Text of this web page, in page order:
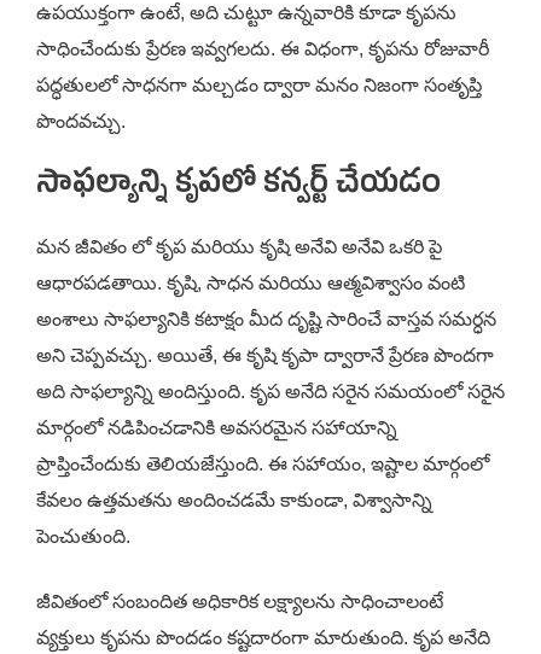
ఉపయుక్తంగా ఉంటే, అది చుట్టూ ఉన్నవారికి కూడా కృపను
సాధించేందుకు ప్రేరణ ఇవ్వగలదు. ఈ విధంగా, కృపను రోజువారీ
పద్ధతులలో సాధనగా మల్చడం ద్వారా మనం నిజంగా సంతృప్తి
పొందవచ్చు.
సాఫల్యాన్ని కృపలో కన్వర్ట్ చేయడం
మన జీవితం లో కృప మరియు కృషి అనేవి అనేవి ఒకరి పై
ఆధారపడతాయి. కృషి, సాధన మరియు ఆత్మవిశ్వాసం వంటి
అంశాలు సాఫల్యానికి కటాక్షం మీద దృష్టి సారించే వాస్తవ సమర్ధన
అని చెప్పవచ్చు. అయితే, ఈ కృషి కృపా ద్వారానే ప్రేరణ పొందగా
అది సాఫల్యాన్ని అందిస్తుంది. కృప అనేది సరైన సమయంలో సరైన
మార్గంలో నడిపించడానికి అవసరమైన సహాయాన్ని
ప్రాప్తించేందుకు తెలియజేస్తుంది. ఈ సహాయం, ఇష్టాల మార్గంలో
కేవలం ఉత్తమతను అందించడమే కాకుండా, విశ్వాసాన్ని
పెంచుతుంది.
జీవితంలో సంబందిత అధికారిక లక్ష్యాలను సాధించాలంటే
వ్యక్తులు కృపను పొందడం కష్టదారంగా మారుతుంది. కృప అనేది